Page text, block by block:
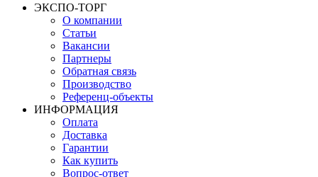
ЭКСПО-ТОРГ
О компании
Статьи
Вакансии
Партнеры
Обратная связь
Производство
Референц-объекты
ИНФОРМАЦИЯ
Оплата
Доставка
Гарантии
Как купить
Вопрос-ответ